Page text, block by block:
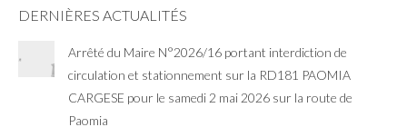
DERNIÈRES ACTUALITÉS
Arrêté du Maire N°2026/16 portant interdiction de
circulation et stationnement sur la RD181 PAOMIA
CARGESE pour le samedi 2 mai 2026 sur la route de
Paomia